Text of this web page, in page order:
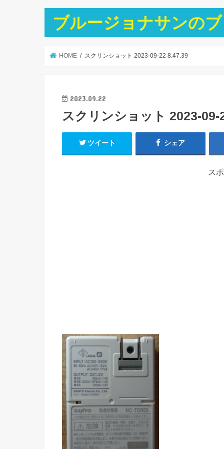
ブルージョナサンの
HOME スクリンショット 2023-09-22 8.47.39
2023.09.22
スクリンショット 2023-09-
ツイート シェア
ス